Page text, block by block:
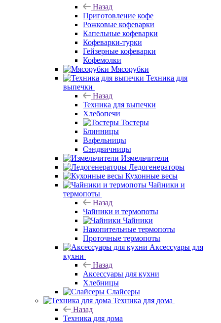
Назад
Приготовление кофе
Рожковые кофеварки
Капельные кофеварки
Кофеварки-турки
Гейзерные кофеварки
Кофемолки
Мясорубки
Техника для
выпечки
Назад
Техника для выпечки
Хлебопечи
Тостеры
Блинницы
Вафельницы
Сэндвичницы
Измельчители
Ледогенераторы
Кухонные весы
Чайники и
термопоты
Назад
Чайники и термопоты
Чайники
Накопительные термопоты
Проточные термопоты
Аксессуары для
кухни
Назад
Аксессуары для кухни
Хлебницы
Слайсеры
Техника для дома
Назад
Техника для дома